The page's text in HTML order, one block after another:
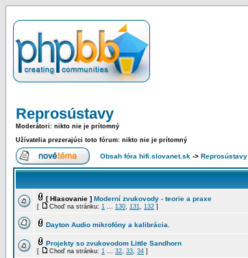
Reprosústavy
Moderátori: nikto nie je prítomný
Užívatelia prezerajúci toto fórum: nikto nie je prítomný
Obsah fóra hifi.slovanet.sk -> Reprosústavy
[ Hlasovanie ] Moderní zvukovody - teorie a praxe
[ Choď na stránku: 1 ... 130, 131, 132 ]
Dayton Audio mikrofóny a kalibrácia.
Projekty so zvukovodom Little Sandhorn
[ Choď na stránku: 1 ... 32, 33, 34 ]